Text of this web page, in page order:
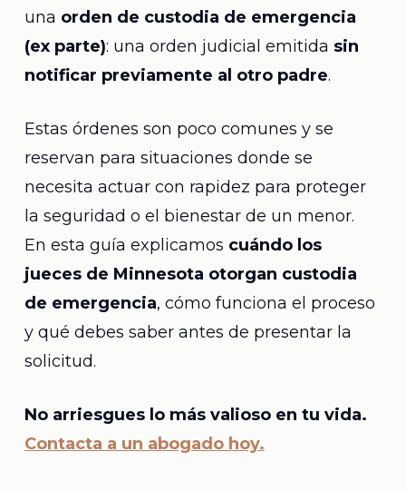
una orden de custodia de emergencia
(ex parte): una orden judicial emitida sin
notificar previamente al otro padre.
Estas órdenes son poco comunes y se
reservan para situaciones donde se
necesita actuar con rapidez para proteger
la seguridad o el bienestar de un menor.
En esta guía explicamos cuándo los
jueces de Minnesota otorgan custodia
de emergencia, cómo funciona el proceso
y qué debes saber antes de presentar la
solicitud.
No arriesgues lo más valioso en tu vida.
Contacta a un abogado hoy.